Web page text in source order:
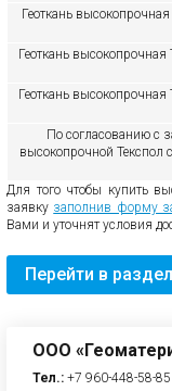
Геоткань высокопрочная
Геоткань высокопрочная
Геоткань высокопрочная
По согласованию с
высокопрочной
Для того чтобы купить
заявку заполнив форму
Вами и уточнят условия
Перейти в
ООО
Тел.: +7 960-448-58-85